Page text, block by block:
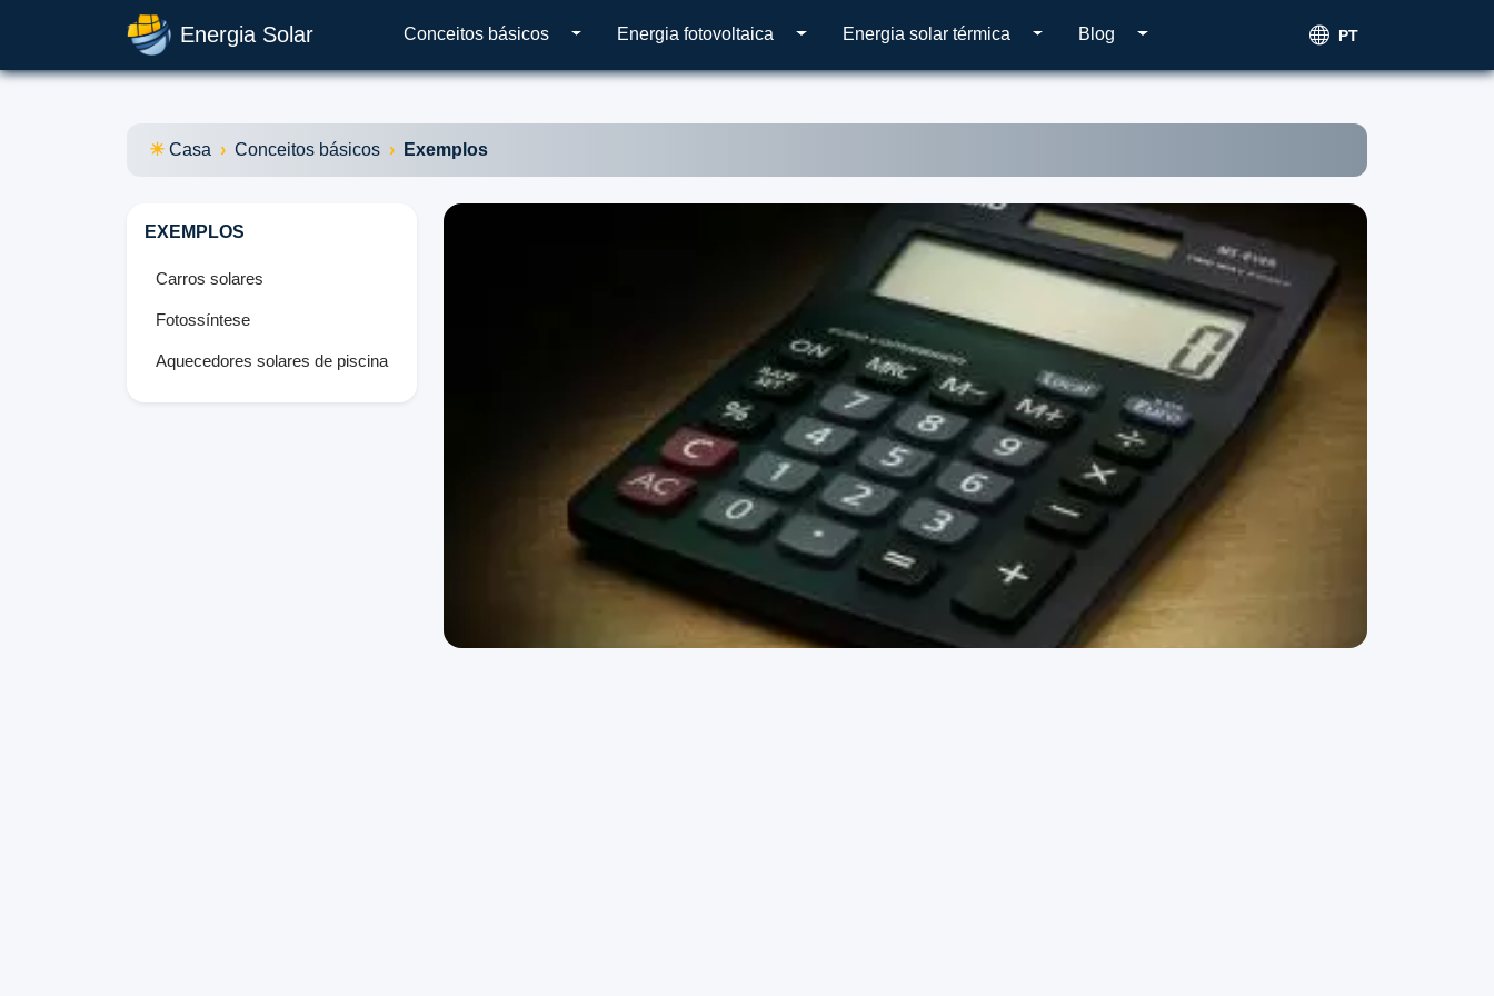
Energia Solar Conceitos básicos Energia fotovoltaica Energia solar térmica Blog PT
Casa Conceitos básicos Exemplos
EXEMPLOS
Carros solares
Fotossíntese
Aquecedores solares de piscina